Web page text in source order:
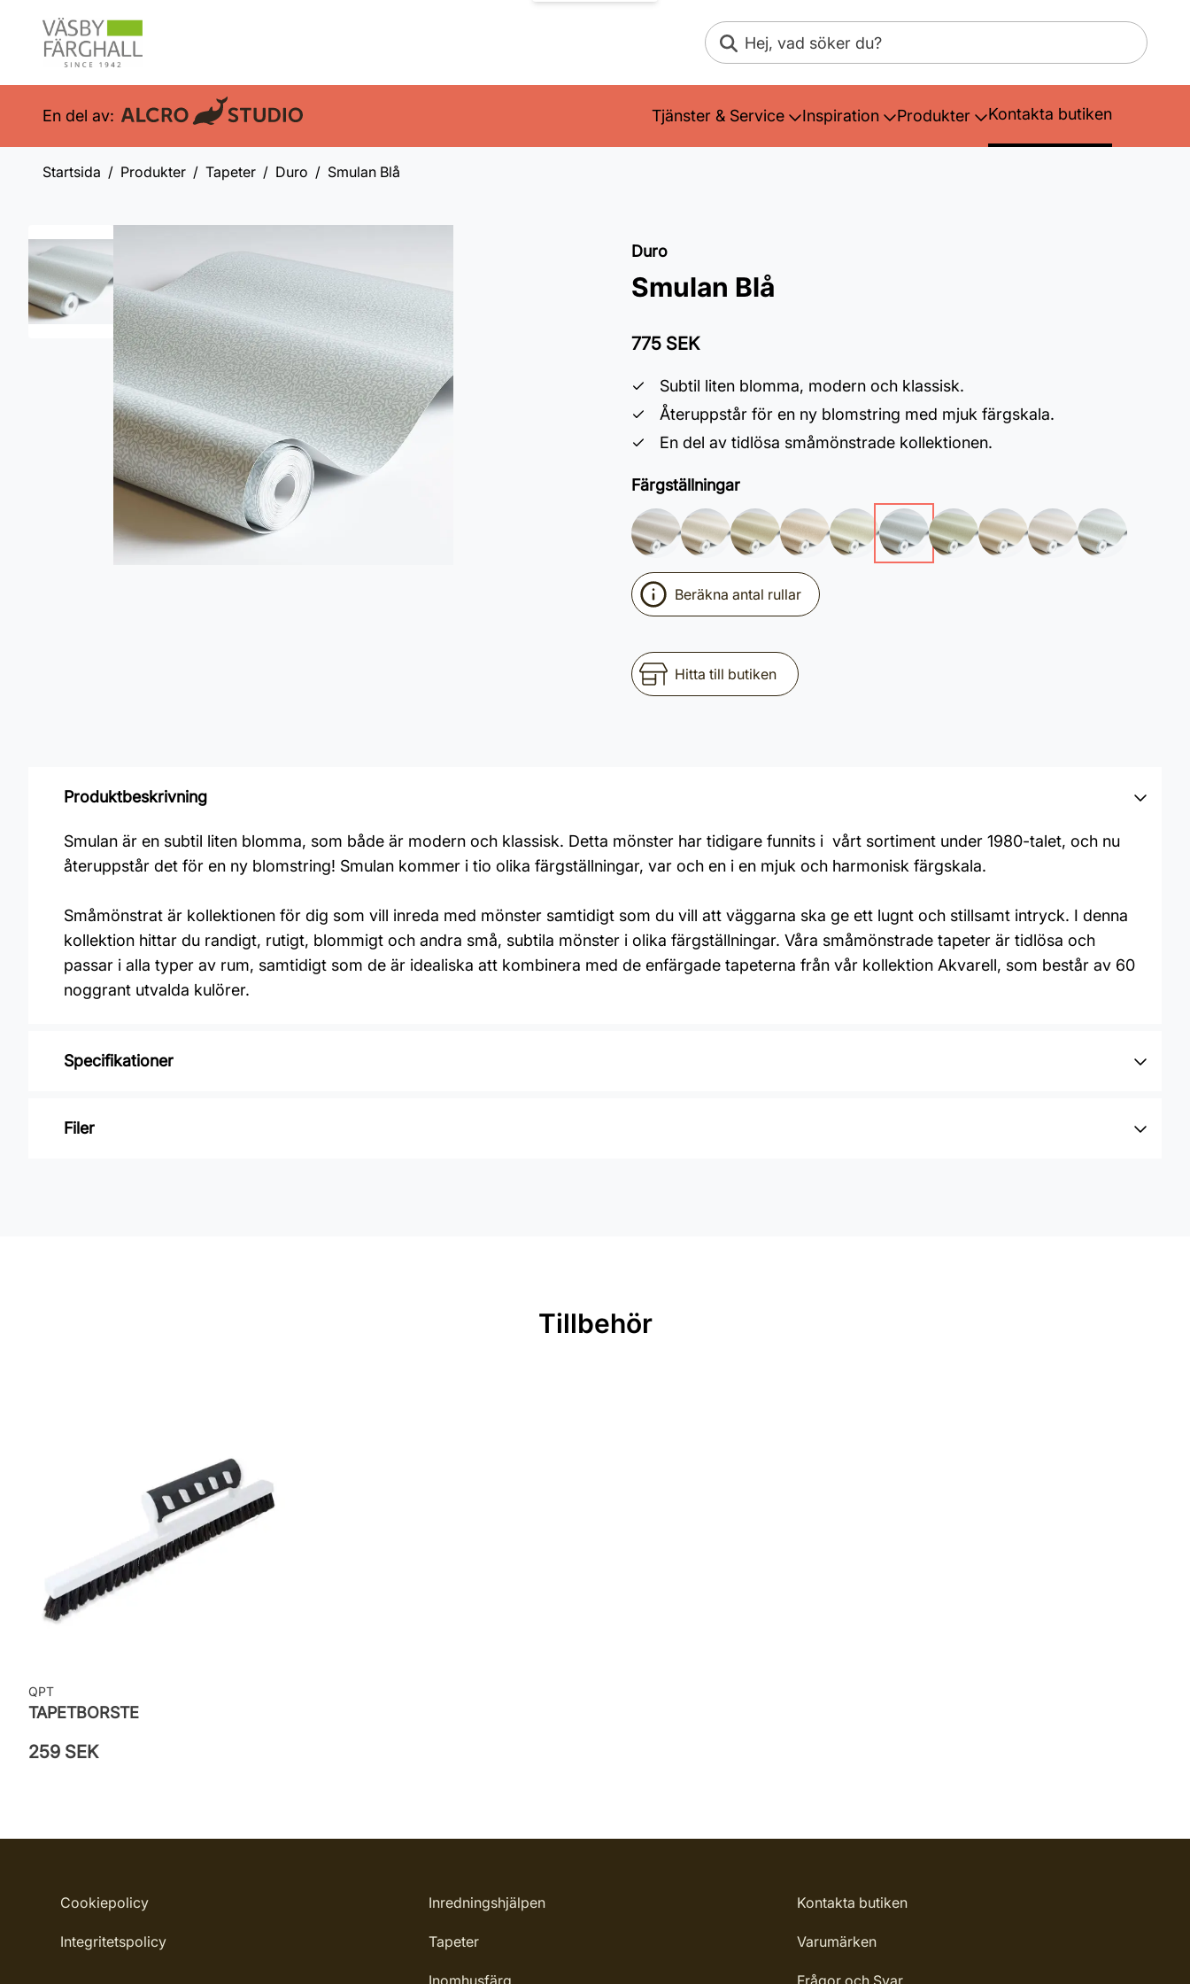
Sök
En del av: Tjänster & Service Inspiration Produkter Kontakta butiken
Startsida Produkter Tapeter Duro Smulan Blå
Duro
Smulan Blå
775 SEK
Subtil liten blomma, modern och klassisk.
Återuppstår för en ny blomstring med mjuk färgskala.
En del av tidlösa småmönstrade kollektionen.
Färgställningar
Beräkna antal rullar
Hitta till butiken
Produktbeskrivning
Smulan är en subtil liten blomma, som både är modern och klassisk. Detta mönster har tidigare funnits i vårt sortiment under 1980-talet, och nu
återuppstår det för en ny blomstring! Smulan kommer i tio olika färgställningar, var och en i en mjuk och harmonisk färgskala.
Småmönstrat är kollektionen för dig som vill inreda med mönster samtidigt som du vill att väggarna ska ge ett lugnt och stillsamt intryck. I denna
kollektion hittar du randigt, rutigt, blommigt och andra små, subtila mönster i olika färgställningar. Våra småmönstrade tapeter är tidlösa och
passar i alla typer av rum, samtidigt som de är idealiska att kombinera med de enfärgade tapeterna från vår kollektion Akvarell, som består av 60
noggrant utvalda kulörer.
Specifikationer
Varumärke: Duro
Filer
Tillbehör
QPT
TAPETBORSTE
259 SEK
Cookiepolicy
Integritetspolicy
Inredningshjälpen
Tapeter
Inomhusfärg
Kontakta butiken
Varumärken
Frågor och Svar